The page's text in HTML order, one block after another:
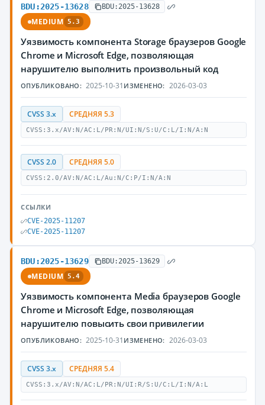
BDU:2025-13628 BDU:2025-13628
MEDIUM 5.3
Уязвимость компонента Storage браузеров Google
Chrome и Microsoft Edge, позволяющая
нарушителю выполнить произвольный код
ОПУБЛИКОВАНО: 2025-10-31 ИЗМЕНЕНО: 2026-03-03
CVSS 3.x СРЕДНЯЯ 5.3
CVSS:3.x/AV:N/AC:L/PR:N/UI:N/S:U/C:L/I:N/A:N
CVSS 2.0 СРЕДНЯЯ 5.0
CVSS:2.0/AV:N/AC:L/Au:N/C:P/I:N/A:N
ССЫЛКИ
CVE-2025-11207
CVE-2025-11207
BDU:2025-13629 BDU:2025-13629
MEDIUM 5.4
Уязвимость компонента Media браузеров Google
Chrome и Microsoft Edge, позволяющая
нарушителю повысить свои привилегии
ОПУБЛИКОВАНО: 2025-10-31 ИЗМЕНЕНО: 2026-03-03
CVSS 3.x СРЕДНЯЯ 5.4
CVSS:3.x/AV:N/AC:L/PR:N/UI:R/S:U/C:L/I:N/A:L